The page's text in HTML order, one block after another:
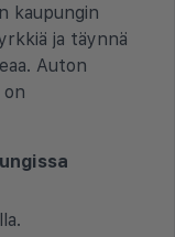
kaupungin
ja täynnä
Auton